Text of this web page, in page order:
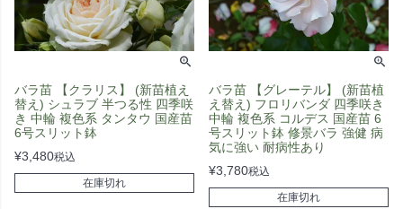
バラ苗 【クラリス】 (新苗植え
替え) シュラブ 半つる性 四季咲
き 中輪 複色系 タンタウ 国産苗
6号スリット鉢
¥3,480税込
在庫切れ
バラ苗 【グレーテル】 (新苗植
え替え) フロリバンダ 四季咲き
中輪 複色系 コルデス 国産苗 6
号スリット鉢 修景バラ 強健 病
気に強い 耐病性あり
¥3,780税込
在庫切れ